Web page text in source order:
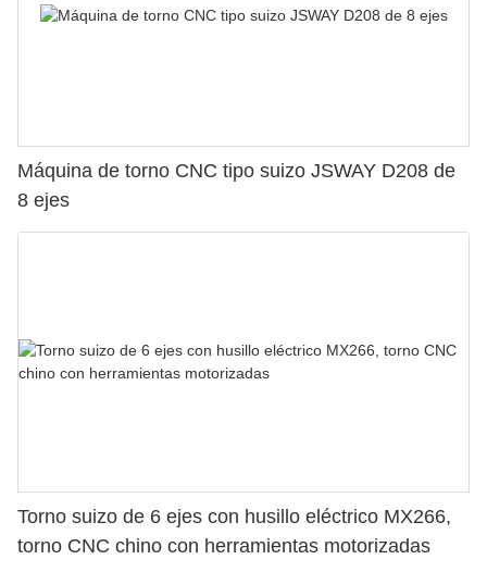
Máquina de torno CNC tipo suizo JSWAY D208 de
8 ejes
Torno suizo de 6 ejes con husillo eléctrico MX266,
torno CNC chino con herramientas motorizadas